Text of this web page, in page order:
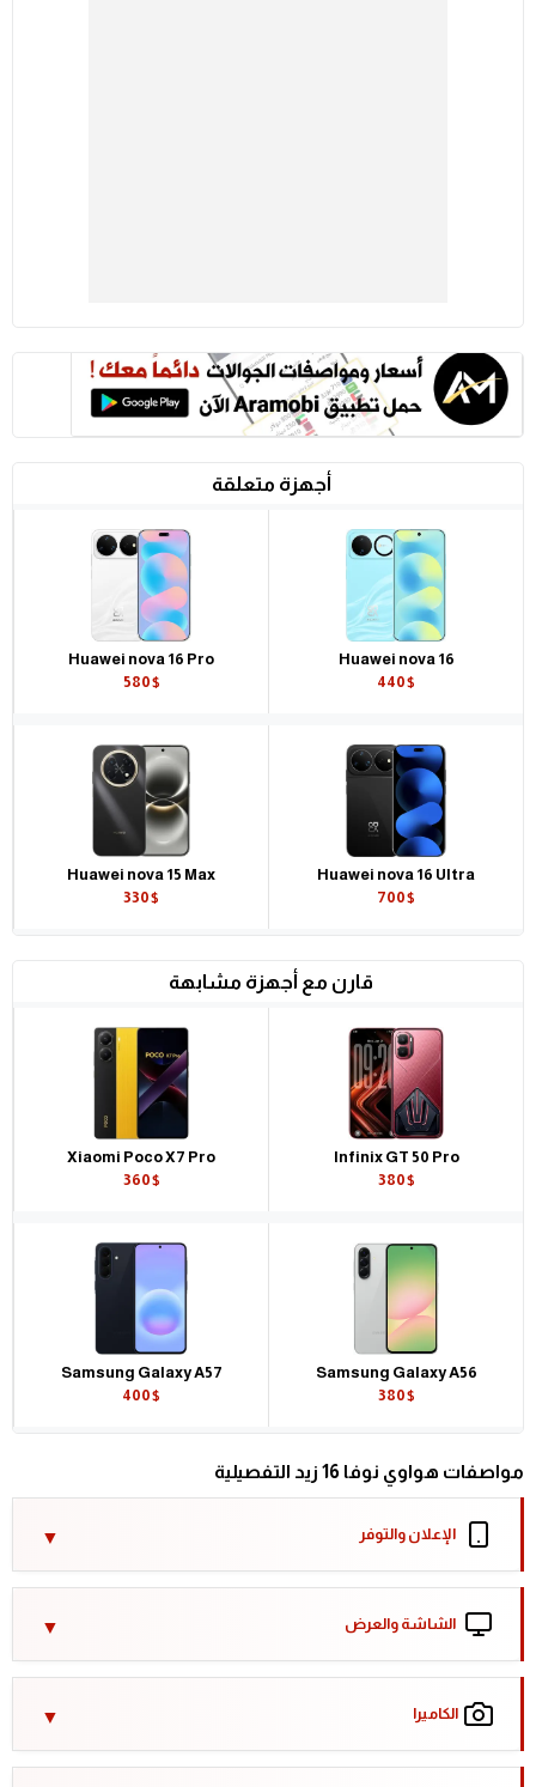
أجهزة متعلقة
Huawei nova 16
440$
Huawei nova 16 Pro
580$
Huawei nova 16 Ultra
700$
Huawei nova 15 Max
330$
قارن مع أجهزة مشابهة
Infinix GT 50 Pro
380$
Xiaomi Poco X7 Pro
360$
Samsung Galaxy A56
380$
Samsung Galaxy A57
400$
مواصفات هواوي نوفا 16 زيد التفصيلية
الإعلان والتوفر
الشاشة والعرض
الكاميرا